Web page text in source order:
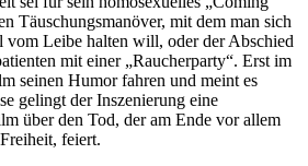
Täuschungsmanöver, mit dem man sich
vom Leibe halten will, oder der Abschied
mit einer „Raucherparty“. Erst im
seinen Humor fahren und meint es
gelingt der Inszenierung eine
über den Tod, der am Ende vor allem
feiert.